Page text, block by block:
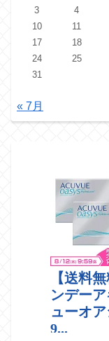
3
4
10
11
17
18
24
25
31
« 7月